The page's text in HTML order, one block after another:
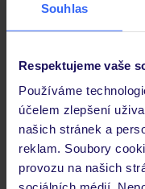
Souhlas
Respektujeme vaše
Používáme
účelem zlepšení
našich stránek a
reklam. Soubory
provozu na našich
ITÁLIE SICÍLIE GIARDINI
35 734 OSOBA
26.08.2026 -
Praha (12:40)